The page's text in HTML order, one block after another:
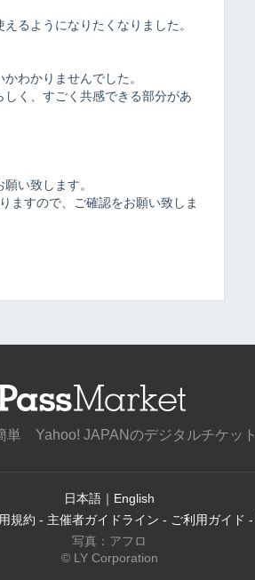
るようになりたくなりました。
わかりませんでした。
く、すごく共感できる部分があ
い致します。
ますので、ご確認をお願い致しま
単 Yahoo! JAPANのデジタルチケット
日本語 ｜ English
規約 - 主催者ガイドライン - ご利用ガイド -
写真：アフロ
© LY Corporation